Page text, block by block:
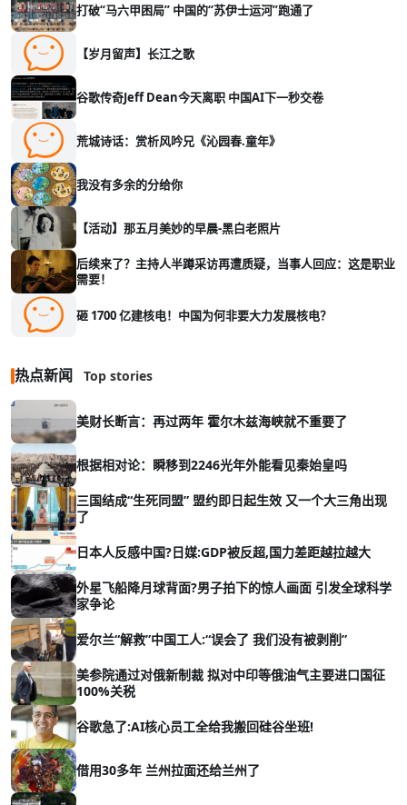
打破“马六甲困局” 中国的“苏伊士运河”跑通了
【岁月留声】长江之歌
谷歌传奇Jeff Dean今天离职 中国AI下一秒交卷
荒城诗话：赏析风吟兄《沁园春.童年》
我没有多余的分给你
【活动】那五月美妙的早晨-黑白老照片
后续来了？主持人半蹲采访再遭质疑，当事人回应：这是职业
需要！
砸 1700 亿建核电！中国为何非要大力发展核电？
热点新闻 Top stories
美财长断言：再过两年 霍尔木兹海峡就不重要了
根据相对论：瞬移到2246光年外能看见秦始皇吗
三国结成“生死同盟” 盟约即日起生效 又一个大三角出现
了
日本人反感中国?日媒:GDP被反超,国力差距越拉越大
外星飞船降月球背面?男子拍下的惊人画面 引发全球科学
家争论
爱尔兰“解救”中国工人:“误会了 我们没有被剥削”
美参院通过对俄新制裁 拟对中印等俄油气主要进口国征
100%关税
谷歌急了:AI核心员工全给我搬回硅谷坐班!
借用30多年 兰州拉面还给兰州了